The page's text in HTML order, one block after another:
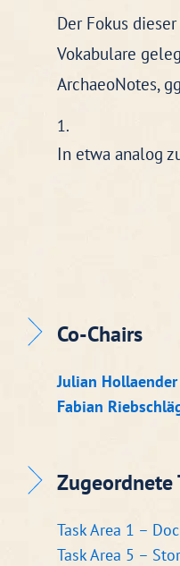
Der Fokus
Vokabulare
ArchaeoNotes,
In etwa analog
Co-Chairs
Julian Hollaender
Fabian
Zugeordnete
Task Area 1 –
Task Area 5 –